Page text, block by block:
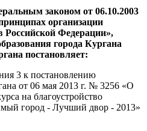
законом от 06.10.2003
организации
Российской Федерации»,
города Кургана
постановляет:
3 к постановлению
от 06 мая 2013 г. № 3256 «О
на благоустройство
город - Лучший двор - 2013»